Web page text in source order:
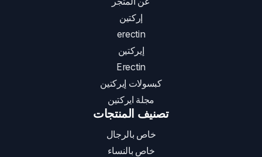
إركتين
erectin
إيركتين
Erectin
كبسولات إيركتين
مجلة ايركتين
تصنيف المنتجات
خاص بالرجال
خاص بالنساء